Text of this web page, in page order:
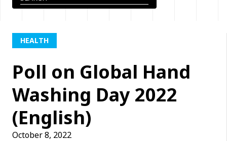
HEALTH
Poll on Global Hand
Washing Day 2022
(English)
October 8, 2022